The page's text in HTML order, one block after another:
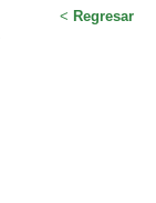
< Regresar